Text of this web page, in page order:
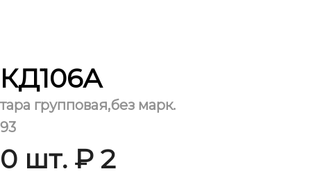
КД106А
тара групповая,без марк.
93
0 шт. ₽ 2